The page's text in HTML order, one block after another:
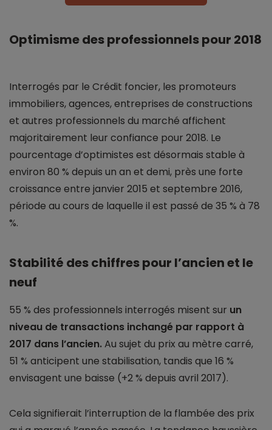
Optimisme des professionnels pour 2018
Interrogés par le Crédit foncier, les promoteurs
immobiliers, agences, entreprises de constructions
et autres professionnels du marché affichent
majoritairement leur confiance pour 2018. Le
pourcentage d’optimistes est désormais stable à
environ 80 % depuis un an et demi, près une forte
croissance entre janvier 2015 et septembre 2016,
période au cours de laquelle il est passé de 35 % à 78
%.
Stabilité des chiffres pour l’ancien et le
neuf
55 % des professionnels interrogés misent sur un
niveau de transactions inchangé par rapport à
2017 dans l’ancien.Au sujet du prix au mètre carré,
51 % anticipent une stabilisation, tandis que 16 %
envisagent une baisse (+2 % depuis avril 2017).
Cela signifierait l’interruption de la flambée des prix